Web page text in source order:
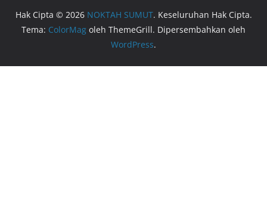
Hak Cipta © 2026 NOKTAH SUMUT. Keseluruhan Hak Cipta.
Tema: ColorMag oleh ThemeGrill. Dipersembahkan oleh
WordPress.